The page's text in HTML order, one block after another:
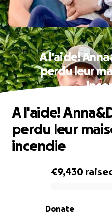
A l'aide!
perdu leur
0% complete
€9,430
Donate
A l'aide!
perdu leur
incendie